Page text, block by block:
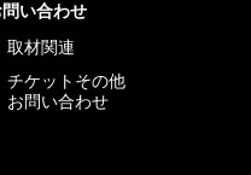
問い合わせ
取材関連
チケットその他
お問い合わせ